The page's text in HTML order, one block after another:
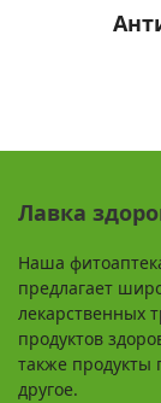
Лавка
Наша
предлагает
лекарственных
продуктов
также продукты
другое.